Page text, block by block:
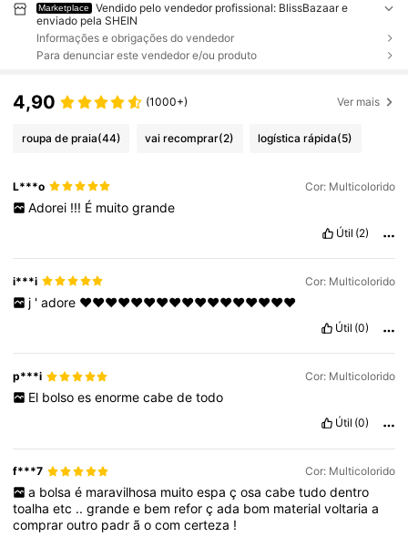
Marketplace
Vendido pelo vendedor profissional: BlissBazaar e
enviado pela SHEIN
Informações e obrigações do vendedor
Para denunciar este vendedor e/ou produto
4,90 (1000+) Ver mais
roupa de praia(44) vai recomprar(2) logística rápida(5)
L***o Cor: Multicolorido
Adorei !!! É muito grande
Útil (2)
i***i Cor: Multicolorido
j ' adore ❤️❤️❤️❤️❤️❤️❤️❤️❤️❤️❤️❤️❤️❤️❤️❤️❤️
Útil (0)
p***i Cor: Multicolorido
El bolso es enorme cabe de todo
Útil (0)
f***7 Cor: Multicolorido
a bolsa é maravilhosa muito espa ç osa cabe tudo dentro
toalhaetc ..grandee bem reforçada bom materialvoltariaa
compraroutro padrãocomcerteza !